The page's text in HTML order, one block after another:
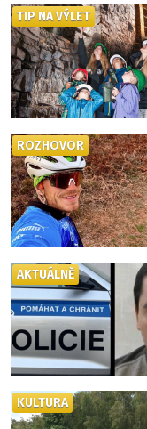
TIP NA VÝLET
ROZHOVOR
AKTUÁLNĚ
KULTURA